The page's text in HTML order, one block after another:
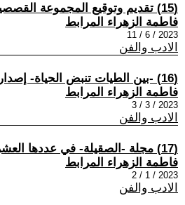
(15) تقديم وتوقيع المجموعة القصصية -لن أسرف في الحلم- للقاصة فاطمة عافي
فاطمة الزهراء المرابط
2023 / 6 / 11
الادب والفن
(16) -بين الطيات تنبض الحياة- إصدار جديد للكاتب عمر بن جعفر عَمّار
فاطمة الزهراء المرابط
2023 / 3 / 3
الادب والفن
(17) مجلة -الصقيلة- في عددها العشرين تحاور الشاعرة مليكة العاصمي وتستحضر الروائي الراحل إبراهيم الحجري
فاطمة الزهراء المرابط
2023 / 1 / 2
الادب والفن